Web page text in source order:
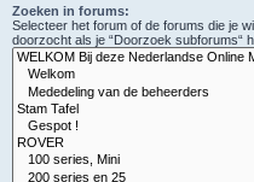
Zoeken in forums:
Selecteer het forum of de forums die je
doorzocht als je “Doorzoek subforums“